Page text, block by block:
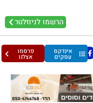
הרשמו לניוזלטר
אינדקס
עסקים
פרסמו
אצלנו